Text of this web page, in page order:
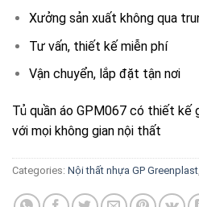
Xưởng sản xuất không qua
Tư vấn, thiết kế miễn phí
Vận chuyển, lắp đặt tận nơi
Tủ quần áo GPM067 có thiết kế
với mọi không gian nội thất
Categories: Nội thất nhựa GP Greenplast